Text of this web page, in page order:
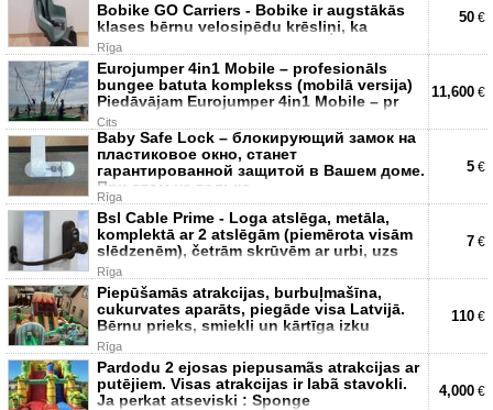
Bobike GO Carriers - Bobike ir augstākās
klases bērnu velosipēdu krēsliņi, ka
Rīga
50 €
Eurojumper 4in1 Mobile – profesionāls
bungee batuta komplekss (mobilā versija)
Piedāvājam Eurojumper 4in1 Mobile – pr
Cits
11,600 €
Baby Safe Lock – блокирующий замок на
пластиковое окно, станет
гарантированной защитой в Вашем доме.
При этом не только
Rīga
5 €
Bsl Cable Prime - Loga atslēga, metāla,
komplektā ar 2 atslēgām (piemērota visām
slēdzenēm), četrām skrūvēm ar urbi, uzs
Rīga
7 €
Piepūšamās atrakcijas, burbuļmašīna,
cukurvates aparāts, piegāde visa Latvijā.
Bērnu prieks, smiekli un kārtīga izku
Rīga
110 €
Pardodu 2 ejosas piepusamãs atrakcijas ar
putējiem. Visas atrakcijas ir labã stavokli.
Ja perkat atseviski : Sponge
4,000 €